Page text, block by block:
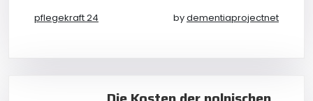
pflegekraft 24 bydementiaprojectnet